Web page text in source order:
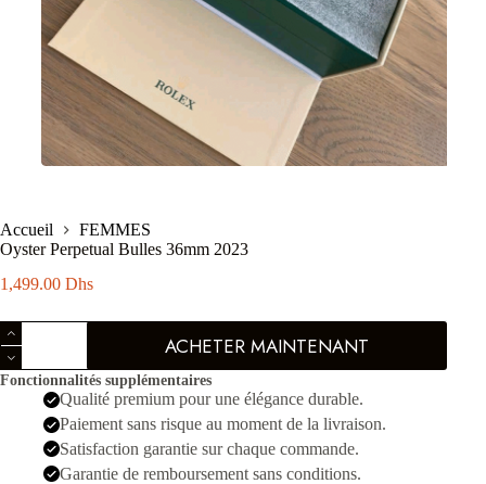
Accueil
FEMMES
Oyster Perpetual Bulles 36mm 2023
1,499.00 Dhs
quantité
de
Oyster
Perpetual
ACHETER MAINTENANT
Fonctionnalités supplémentaires
Qualité premium pour une élégance durable.
Paiement sans risque au moment de la livraison.
Satisfaction garantie sur chaque commande.
Garantie de remboursement sans conditions.